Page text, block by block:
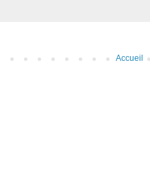
Accueil